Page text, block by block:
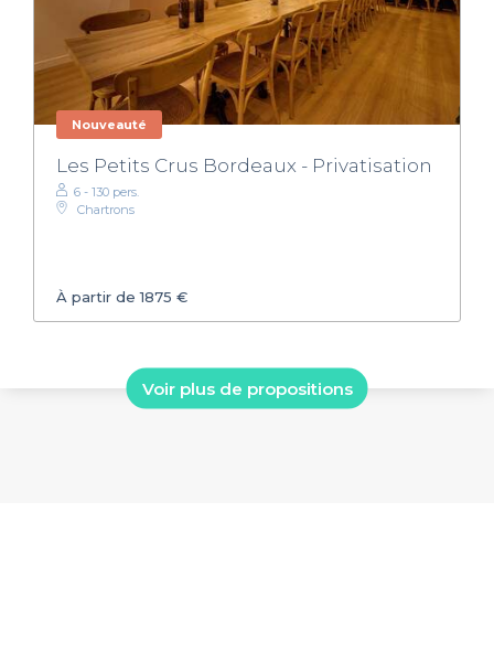
Nouveauté
Les Petits Crus Bordeaux - Privatisation
6 - 130 pers.
Chartrons
À partir de 1875 €
Voir plus de propositions